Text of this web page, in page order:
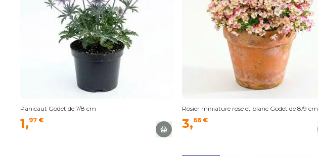
Panicaut Godet de 7/8 cm
1,97 €
Rosier miniature rose et blanc Godet de 8/9 cm
3,66 €